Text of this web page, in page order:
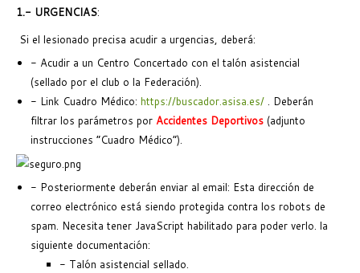
1.- URGENCIAS:
Si el lesionado precisa acudir a urgencias, deberá:
- Acudir a un Centro Concertado con el talón asistencial
(sellado por el club o la Federación).
- Link Cuadro Médico: https://buscador.asisa.es/ . Deberán
filtrar los parámetros por Accidentes Deportivos (adjunto
instrucciones “Cuadro Médico”).
- Posteriormente deberán enviar al email: Esta dirección de
correo electrónico está siendo protegida contra los robots de
spam. Necesita tener JavaScript habilitado para poder verlo. la
siguiente documentación:
- Talón asistencial sellado.